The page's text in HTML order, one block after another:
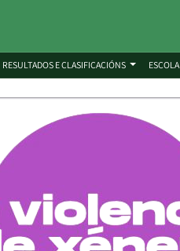
RESULTADOS E CLASIFICACIÓNS ESCOLA